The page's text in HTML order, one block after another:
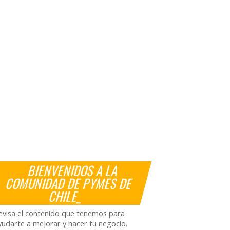
BIENVENIDOS A LA
COMUNIDAD DE PYMES DE
CHILE_
el contenido que tenemos para
a mejorar y hacer tu negocio.